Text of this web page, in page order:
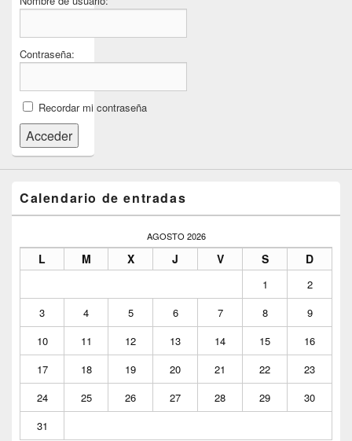
Contraseña:
Recordar mi contraseña
Acceder
Calendario de entradas
AGOSTO 2026
L M X J V S D
1
2
3
4 5 6 7 8
9
10
11 12 13 14 15
16
17
18 19 20 21 22
23
24
25 26 27 28 29
30
31